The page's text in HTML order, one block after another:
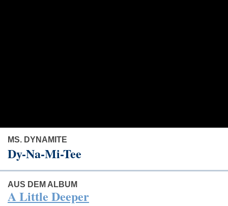
MS. DYNAMITE
Dy-Na-Mi-Tee
AUS DEM ALBUM
A Little Deeper